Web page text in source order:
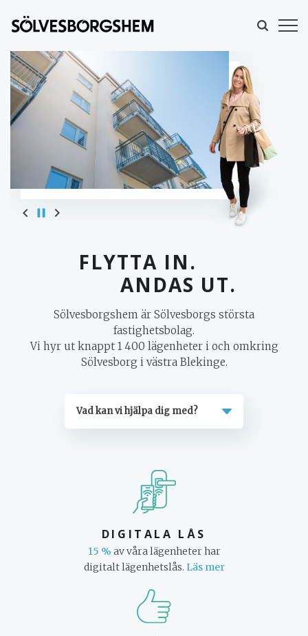
FLYTTA IN.
ANDAS UT.
Sölvesborgshem är Sölvesborgs största
fastighetsbolag.
Vi hyr ut knappt 1 400 lägenheter i och omkring
Sölvesborg i västra Blekinge.
Vad kan vi hjälpa dig med?
DIGITALA LÅS
15 % av våra lägenheter har
digitalt lägenhetslås. Läs mer
MINA SIDOR
FELANMÄLAN
TILLGÄNGLIGHET